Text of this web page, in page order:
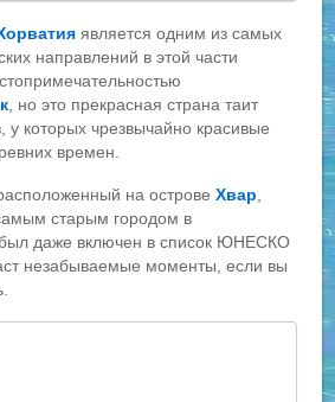
является одним из самых
направлений в этой части
, но это прекрасная страна таит
у которых чрезвычайно красивые
времен.
на островеХвар,
старым городом в
даже включен в список ЮНЕСКО
незабываемые моменты, если вы